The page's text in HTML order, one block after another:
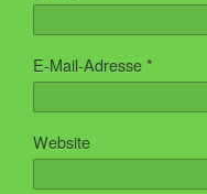
E-Mail-Adresse*
Website